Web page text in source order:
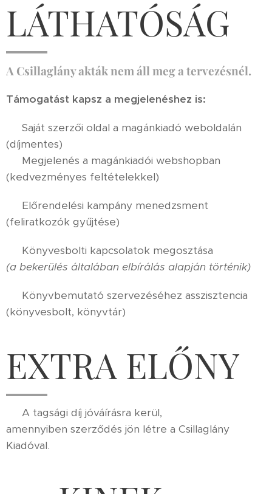
LÁTHATÓSÁG
A Csillaglány akták nem áll meg a tervezésnél.
Támogatást kapsz a megjelenéshez is:
✔️ Saját szerzői oldal a magánkiadó weboldalán
(díjmentes)
✔️ Megjelenés a magánkiadói webshopban
(kedvezményes feltételekkel)
✔️ Előrendelési kampány menedzsment
(feliratkozók gyűjtése)
✔️ Könyvesbolti kapcsolatok megosztása
(a bekerülés általában elbírálás alapján történik)
✔️ Könyvbemutató szervezéséhez asszisztencia
(könyvesbolt, könyvtár)
EXTRA ELŐNY
✔️ A tagsági díj jóváírásra kerül,
amennyiben szerződés jön létre a Csillaglány
Kiadóval.